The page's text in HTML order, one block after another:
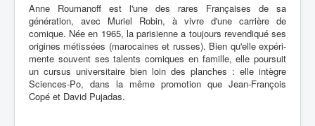
Anne Rouma­noff est l'une des rares Françaises de sa
génération, avec Muriel Robin, à vivre d'une carrière de
comique. Née en 1965, la pari­sienne a toujours reven­diqué ses
origines métis­sées (maro­caines et russes). Bien qu'elle expé­ri­
mente souvent ses talents comiques en famille, elle pour­suit
un cursus univer­si­taire bien loin des planches : elle intègre
Sciences-Po, dans la même promo­tion que Jean-François
Copé et David Pujadas.